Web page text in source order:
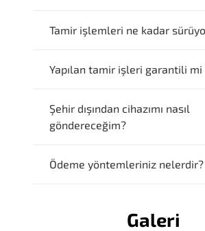
Tamir işlemleri ne kadar
Yapılan tamir işleri garantili mi
Şehir dışından cihazımı nasıl
göndereceğim?
Ödeme yöntemleriniz nelerdir?
Galeri